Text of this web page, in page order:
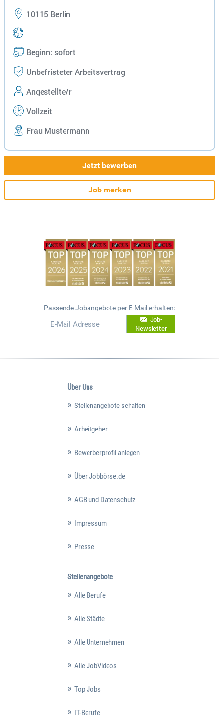
10115 Berlin
Beginn: sofort
Unbefristeter Arbeitsvertrag
Angestellte/r
Vollzeit
Frau Mustermann
Jetzt bewerben
Job merken
Passende Jobangebote per E-Mail erhalten:
Job-
Newsletter
Über Uns
Stellenangebote schalten
Arbeitgeber
Bewerberprofil anlegen
Über Jobbörse.de
AGB und Datenschutz
Impressum
Presse
Stellenangebote
Alle Berufe
Alle Städte
Alle Unternehmen
Alle JobVideos
Top Jobs
IT-Berufe